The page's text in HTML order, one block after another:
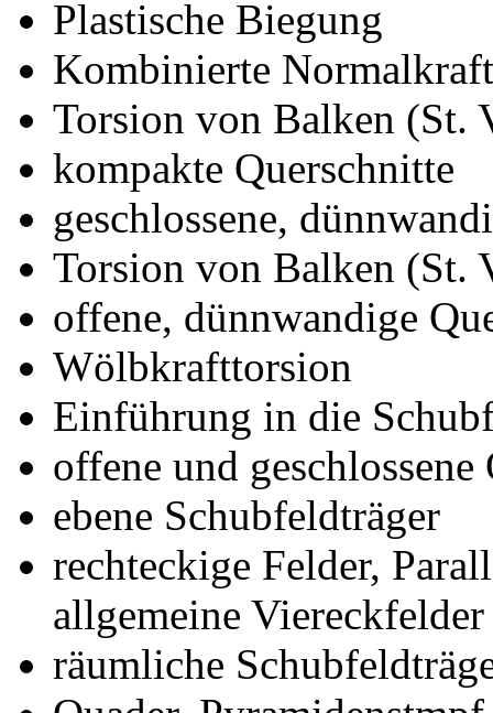
Plastische Biegung
Kombinierte
Torsion von Balken (St.
kompakte Querschnitte
geschlossene,
Torsion von Balken (St.
offene, dünnwandige
Wölbkrafttorsion
Einführung in die
offene und geschlossene
ebene Schubfeldträger
rechteckige Felder,
allgemeine Viereckfelder
räumliche